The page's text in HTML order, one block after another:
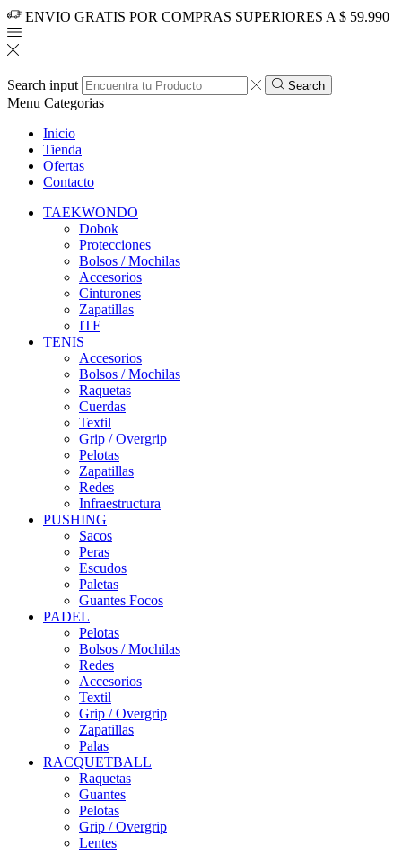
ENVIO GRATIS POR COMPRAS SUPERIORES A $ 59.990
Search input Search
Menu Categorias
Inicio
Tienda
Ofertas
Contacto
TAEKWONDO
Dobok
Protecciones
Bolsos / Mochilas
Accesorios
Cinturones
Zapatillas
ITF
TENIS
Accesorios
Bolsos / Mochilas
Raquetas
Cuerdas
Textil
Grip / Overgrip
Pelotas
Zapatillas
Redes
Infraestructura
PUSHING
Sacos
Peras
Escudos
Paletas
Guantes Focos
PADEL
Pelotas
Bolsos / Mochilas
Redes
Accesorios
Textil
Grip / Overgrip
Zapatillas
Palas
RACQUETBALL
Raquetas
Guantes
Pelotas
Grip / Overgrip
Lentes